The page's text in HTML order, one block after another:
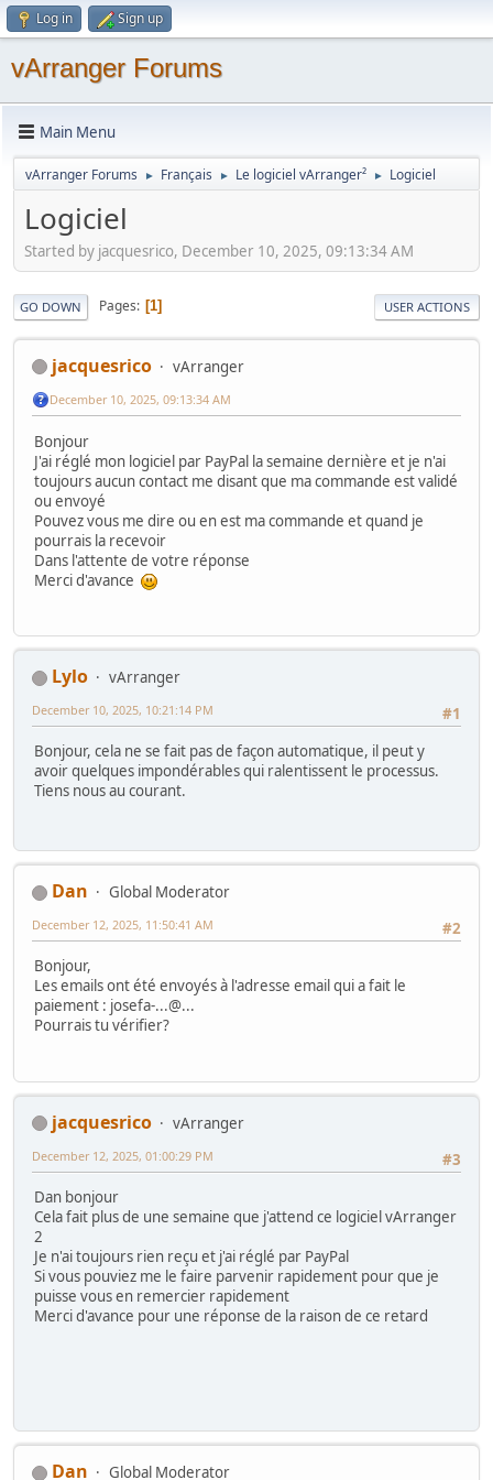
Log in Sign up
vArranger Forums
Main Menu
vArranger Forums ► Français ► Le logiciel vArranger² ► Logiciel
Logiciel
Started by jacquesrico, December 10, 2025, 09:13:34 AM
GO DOWN Pages 1 USER ACTIONS
jacquesrico vArranger
December 10, 2025, 09:13:34 AM
Bonjour
J'ai réglé mon logiciel par PayPal la semaine dernière et je n'ai
toujours aucun contact me disant que ma commande est validé
ou envoyé
Pouvez vous me dire ou en est ma commande et quand je
pourrais la recevoir
Dans l'attente de votre réponse
Merci d'avance
Lylo
vArranger
#1
December 10, 2025, 10:21:14 PM
Bonjour, cela ne se fait pas de façon automatique, il peut y
avoir quelques impondérables qui ralentissent le processus.
Tiens nous au courant.
Dan
Global Moderator
#2
December 12, 2025, 11:50:41 AM
Bonjour,
Les emails ont été envoyés à l'adresse email qui a fait le
paiement : josefa-...@...
Pourrais tu vérifier?
jacquesrico
vArranger
#3
December 12, 2025, 01:00:29 PM
Dan bonjour
Cela fait plus de une semaine que j'attend ce logiciel vArranger
2
Je n'ai toujours rien reçu et j'ai réglé par PayPal
Si vous pouviez me le faire parvenir rapidement pour que je
puisse vous en remercier rapidement
Merci d'avance pour une réponse de la raison de ce retard
Dan Global Moderator